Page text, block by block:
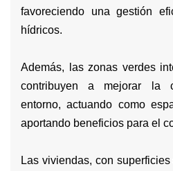
favoreciendo una gestión
hídricos.
Además, las zonas verdes
contribuyen a mejorar la
entorno, actuando como
aportando beneficios para el
Las viviendas, con